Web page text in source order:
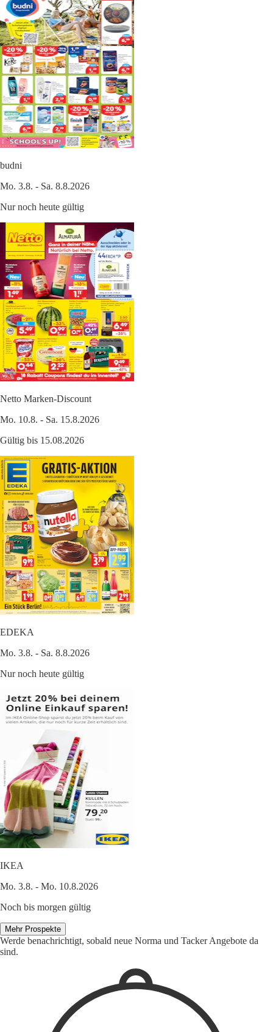
budni
Mo. 3.8. - Sa. 8.8.2026
Nur noch heute gültig
Netto Marken-Discount
Mo. 10.8. - Sa. 15.8.2026
Gültig bis 15.08.2026
EDEKA
Mo. 3.8. - Sa. 8.8.2026
Nur noch heute gültig
IKEA
Mo. 3.8. - Mo. 10.8.2026
Noch bis morgen gültig
Mehr Prospekte
Werde benachrichtigt, sobald neue Norma und Tacker Angebote da
sind.